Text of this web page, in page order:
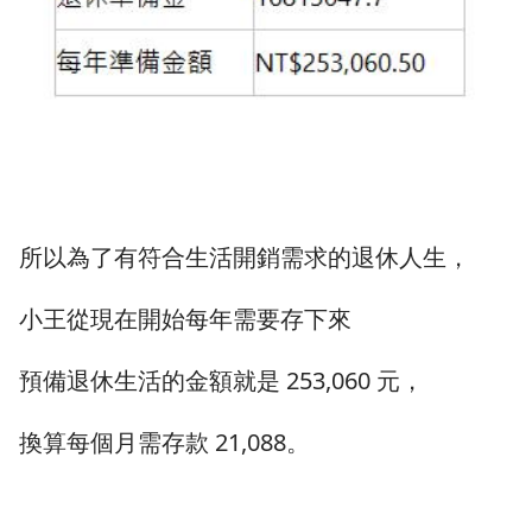
所以為了有符合生活開銷需求的退休人生，
小王從現在開始每年需要存下來
預備退休生活的金額就是 253,060 元，
換算每個月需存款 21,088。